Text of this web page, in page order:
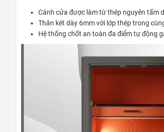
Cánh cửa được làm từ thép nguyên tấm
Thân két dày 6mm với lớp thép trong
Hệ thống chốt an toàn đa điểm tự động